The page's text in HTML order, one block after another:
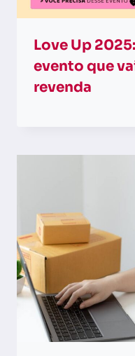
Love Up
evento que
revenda